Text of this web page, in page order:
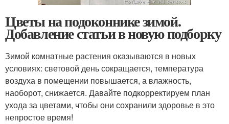
Цветы на подоконнике зимой.
Добавление статьи в новую подборку
Зимой комнатные растения оказываются в новых
условиях: световой день сокращается, температура
воздуха в помещении повышается, а влажность,
наоборот, снижается. Давайте подкорректируем план
ухода за цветами, чтобы они сохранили здоровье в это
непростое время!